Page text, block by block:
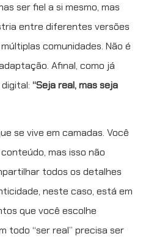
ser fiel a si mesmo, mas
entre diferentes versões
comunidades. Não é
Afinal, como já
“Seja real, mas seja
se vive em camadas. Você
mas isso não
todos os detalhes
neste caso, está em
que você escolhe
todo “ser real” precisa ser